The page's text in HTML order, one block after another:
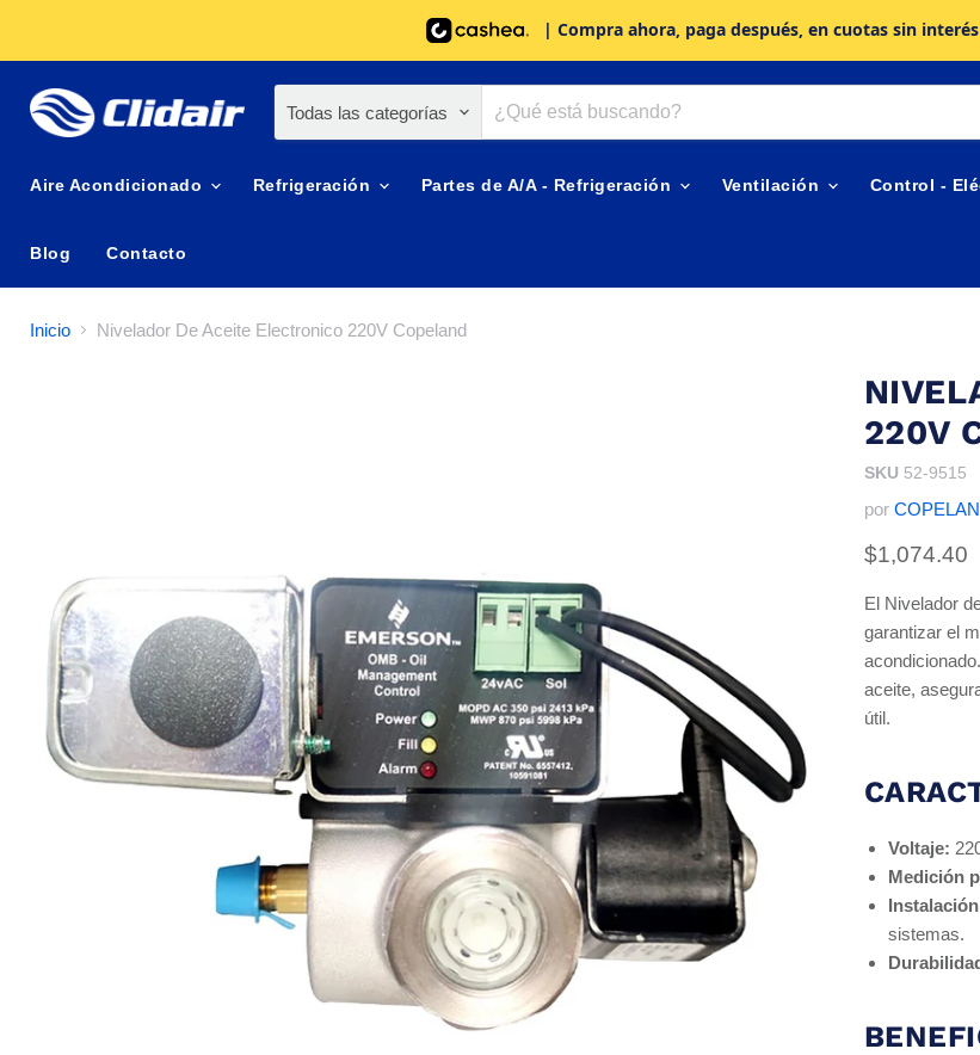
| Compra ahora, paga después, en cuotas sin
Todas las categorías
Aire Acondicionado Refrigeración Partes de A/A - Refrigeración Ventilación Control -
Blog Contacto
Inicio Nivelador De Aceite Electronico 220V Copeland
220V
SKU 52-9515
por
Precio
$1,074.40
El Nivelador
garantizar el
aceite,
útil.
Voltaje:
Medición
sistemas.